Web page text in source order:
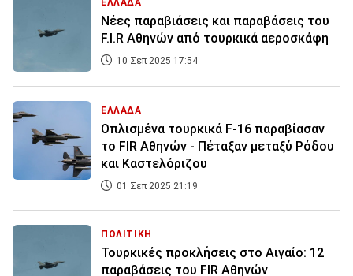
ΕΛΛΑΔΑ
Νέες παραβιάσεις και παραβάσεις του
F.I.R Αθηνών από τουρκικά αεροσκάφη
10 Σεπ 2025 17:54
ΕΛΛΑΔΑ
Οπλισμένα τουρκικά F-16 παραβίασαν
το FIR Αθηνών - Πέταξαν μεταξύ Ρόδου
και Καστελόριζου
01 Σεπ 2025 21:19
ΠΟΛΙΤΙΚΗ
Τουρκικές προκλήσεις στο Αιγαίο: 12
παραβάσεις του FIR Αθηνών